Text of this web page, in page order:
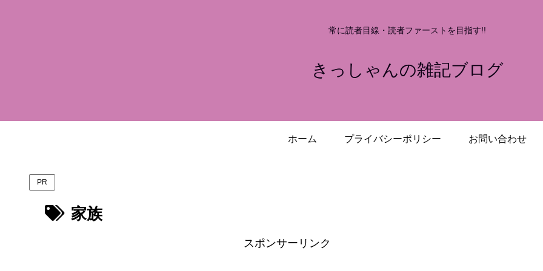
常に読者目線・読者ファーストを目指す!!
きっしゃんの雑記ブログ
ホーム プライバシーポリシー お問い合わせ
PR
家族
スポンサーリンク